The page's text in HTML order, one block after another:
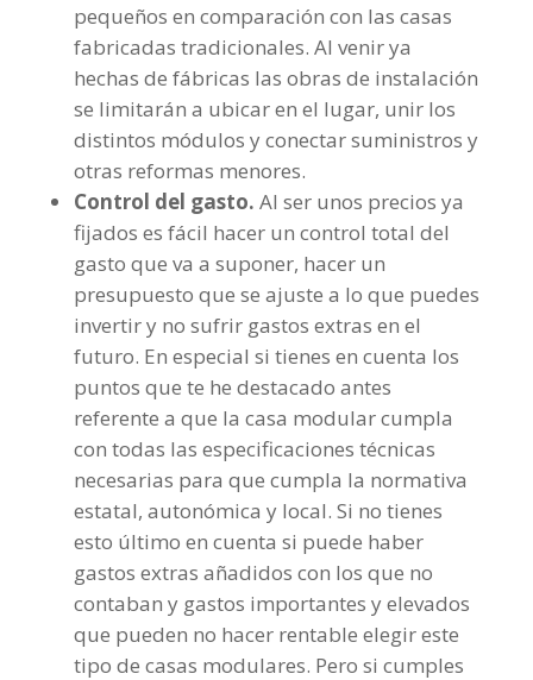
pequeños en comparación con las casas
fabricadas tradicionales. Al venir ya
hechas de fábricas las obras de instalación
se limitarán a ubicar en el lugar, unir los
distintos módulos y conectar suministros y
otras reformas menores.
Control del gasto. Al ser unos precios ya
fijados es fácil hacer un control total del
gasto que va a suponer, hacer un
presupuesto que se ajuste a lo que puedes
invertir y no sufrir gastos extras en el
futuro. En especial si tienes en cuenta los
puntos que te he destacado antes
referente a que la casa modular cumpla
con todas las especificaciones técnicas
necesarias para que cumpla la normativa
estatal, autonómica y local. Si no tienes
esto último en cuenta si puede haber
gastos extras añadidos con los que no
contaban y gastos importantes y elevados
que pueden no hacer rentable elegir este
tipo de casas modulares. Pero si cumples